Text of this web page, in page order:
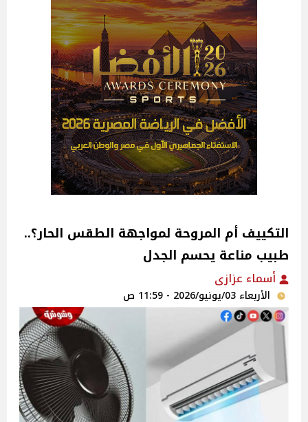
التكييف أم المروحة لمواجهة الطقس الحار؟..
طبيب مناعة يحسم الجدل
أسماء عزازى
الأربعاء 03/يونيو/2026 - 11:59 ص